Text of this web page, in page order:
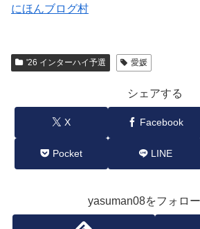
にほんブログ村
'26 インターハイ予選 愛媛
シェアする
X Facebook
Pocket LINE
yasuman08をフォロ